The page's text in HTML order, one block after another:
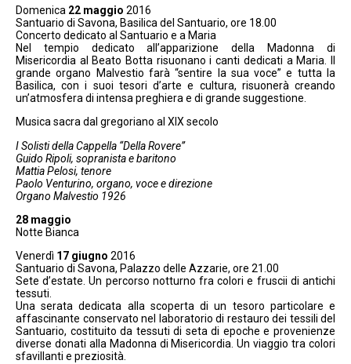
Domenica 22 maggio 2016
Santuario di Savona, Basilica del Santuario, ore 18.00
Concerto dedicato al Santuario e a Maria
Nel tempio dedicato all’apparizione della Madonna di
Misericordia al Beato Botta risuonano i canti dedicati a Maria. Il
grande organo Malvestio farà “sentire la sua voce” e tutta la
Basilica, con i suoi tesori d’arte e cultura, risuonerà creando
un’atmosfera di intensa preghiera e di grande suggestione.
Musica sacra dal gregoriano al XIX secolo
I Solisti della Cappella “Della Rovere”
Guido Ripoli, sopranista e baritono
Mattia Pelosi, tenore
Paolo Venturino, organo, voce e direzione
Organo Malvestio 1926
28 maggio
Notte Bianca
Venerdì 17 giugno 2016
Santuario di Savona, Palazzo delle Azzarie, ore 21.00
Sete d’estate. Un percorso notturno fra colori e fruscii di antichi
tessuti.
Una serata dedicata alla scoperta di un tesoro particolare e
affascinante conservato nel laboratorio di restauro dei tessili del
Santuario, costituito da tessuti di seta di epoche e provenienze
diverse donati alla Madonna di Misericordia. Un viaggio tra colori
sfavillanti e preziosità.